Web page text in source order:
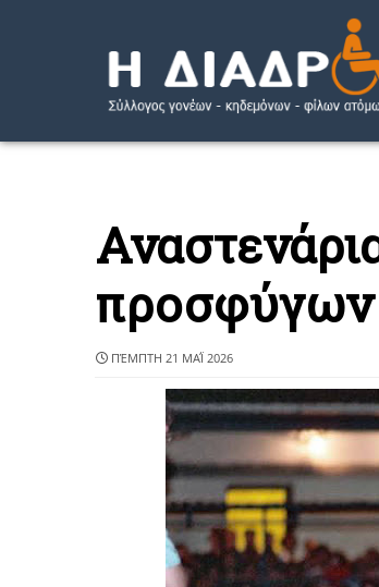
προσφύγων
ΠΈΜΠΤΗ 21 ΜΑΪ́ 2026